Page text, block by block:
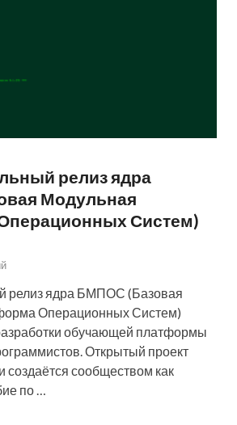
релиз ядра
Модульная
Систем)
релиз ядра БМПОС (Базовая
Операционных Систем)
обучающей платформы
Открытый проект
сообществом как
по …